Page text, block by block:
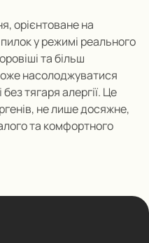
орієнтоване на
у режимі реального
та більш
насолоджуватися
тягаря алергії. Це
не лише досяжне,
та комфортного